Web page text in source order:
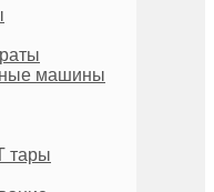
машины
тары